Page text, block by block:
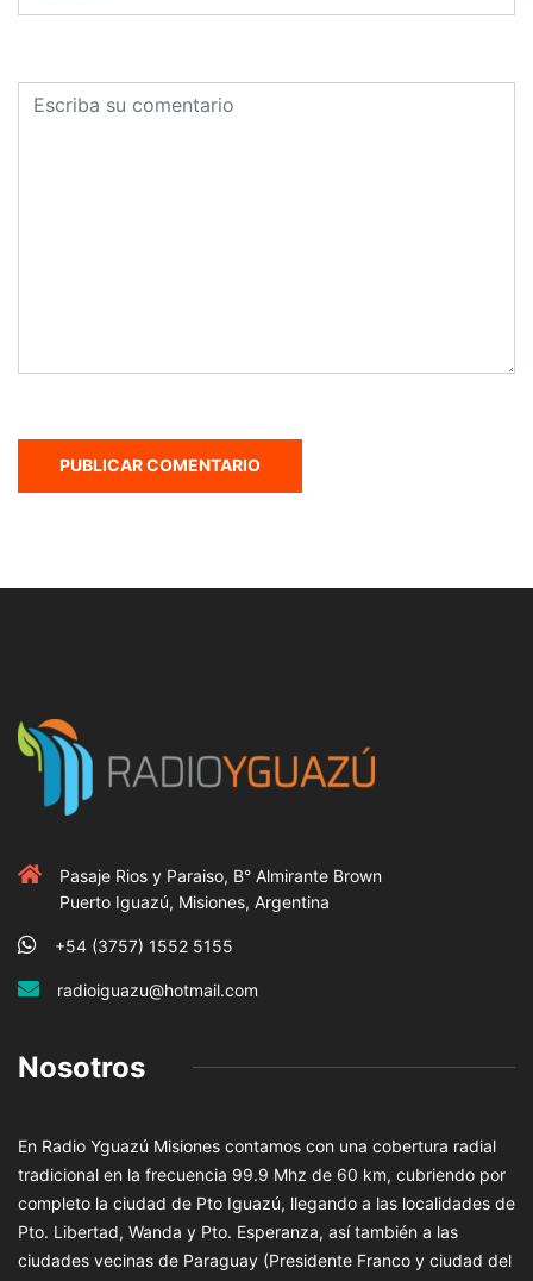
Pasaje Rios y Paraiso, B° Almirante Brown
Puerto Iguazú, Misiones, Argentina
+54 (3757) 1552 5155
radioiguazu@hotmail.com
Nosotros
En Radio Yguazú Misiones contamos con una cobertura radial
tradicional en la frecuencia 99.9 Mhz de 60 km, cubriendo por
completo la ciudad de Pto Iguazú, llegando a las localidades de
Pto. Libertad, Wanda y Pto. Esperanza, así también a las
ciudades vecinas de Paraguay (Presidente Franco y ciudad del